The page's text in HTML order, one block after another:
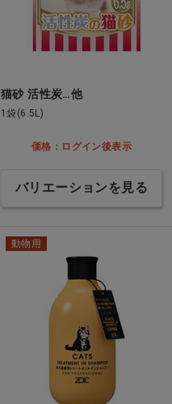
猫砂 活性炭…他
1袋(6.5L)
価格：ログイン後表示
バリエーションを見る
動物用